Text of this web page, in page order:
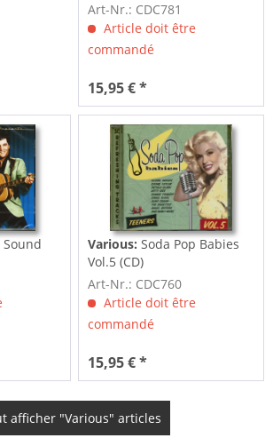
Art-Nr.: CDC781
Article doit être
commandé
15,95 € *
Sound
Various: Soda Pop Babies
Vol.5 (CD)
Art-Nr.: CDC760
Article doit être
commandé
15,95 € *
afficher "Various" articles